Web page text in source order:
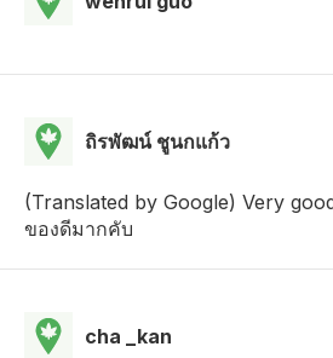
ถิรพัฒน์ ชูนกแก้ว
(Translated by Google) Very
ของดีมากคับ
cha _kan